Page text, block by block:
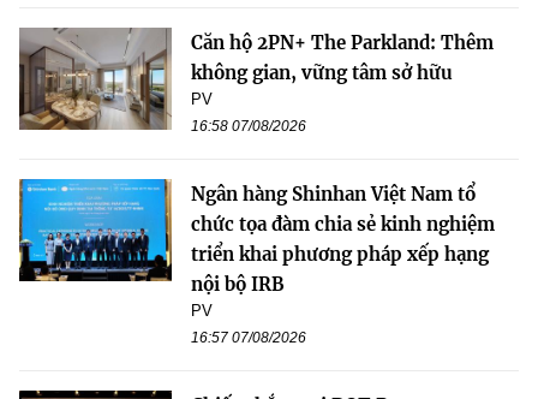
Căn hộ 2PN+ The Parkland: Thêm
không gian, vững tâm sở hữu
PV
16:58 07/08/2026
Ngân hàng Shinhan Việt Nam tổ
chức tọa đàm chia sẻ kinh nghiệm
triển khai phương pháp xếp hạng
nội bộ IRB
PV
16:57 07/08/2026